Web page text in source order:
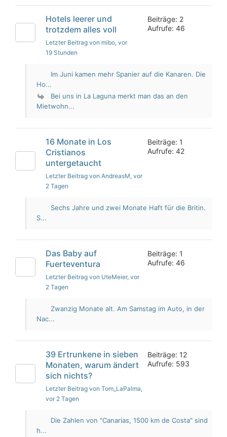
Hotels leerer und
trotzdem alles voll
Letzter Beitrag von mibo, vor
19 Stunden
Beiträge: 2
Aufrufe: 46
Im Juni kamen mehr Spanier auf die Kanaren. Die
Ho...
Bei uns in La Laguna merkt man das an den
Mietwohn...
16 Monate in Los
Cristianos
untergetaucht
Letzter Beitrag von AndreasM, vor
2 Tagen
Beiträge: 1
Aufrufe: 42
Sechs Jahre und zwei Monate Haft für die Britin.
S...
Das Baby auf
Fuerteventura
Letzter Beitrag von UteMeier, vor
2 Tagen
Beiträge: 1
Aufrufe: 46
Zwanzig Monate alt. Am Samstag im Auto, in der
Nac...
39 Ertrunkene in sieben
Monaten, warum ändert
sich nichts?
Letzter Beitrag von Tom_LaPalma,
vor 2 Tagen
Beiträge: 12
Aufrufe: 593
Die Zahlen von "Canarias, 1500 km de Costa" sind
h...